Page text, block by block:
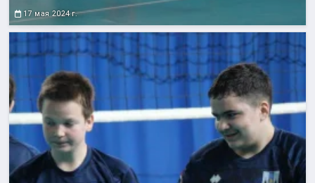
17 мая 2024 г.